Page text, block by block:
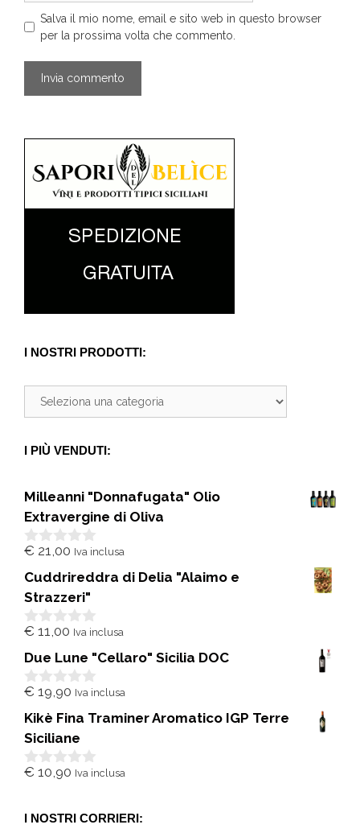
Salva il mio nome, email e sito web in questo browser
per la prossima volta che commento.
I NOSTRI PRODOTTI:
I PIÙ VENDUTI:
Milleanni "Donnafugata" Olio
Extravergine di Oliva
0
u
5
€ 21,00 Iva inclusa
Cuddrireddra di Delia "Alaimo e
Strazzeri"
0
u
5
€ 11,00 Iva inclusa
Due Lune "Cellaro" Sicilia DOC
0
u
5
€ 19,90 Iva inclusa
Kikè Fina Traminer Aromatico IGP Terre
Siciliane
0
5
€ 10,90 Iva inclusa
I NOSTRI CORRIERI: